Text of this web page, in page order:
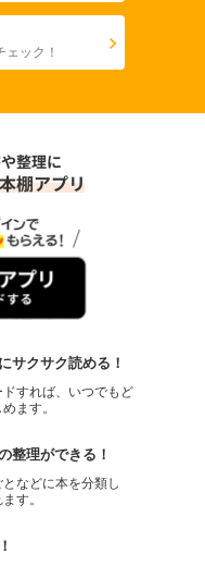
ック！
サクサク読める！
すれば、いつでもど
ます。
整理ができる！
などに本を分類し
す。